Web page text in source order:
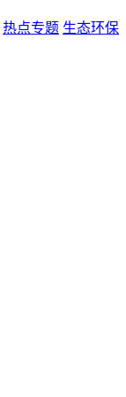
热点专题 生态环保